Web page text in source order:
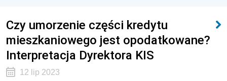
Czy umorzenie części kredytu
mieszkaniowego jest opodatkowane?
Interpretacja Dyrektora KIS
12 lip 2023